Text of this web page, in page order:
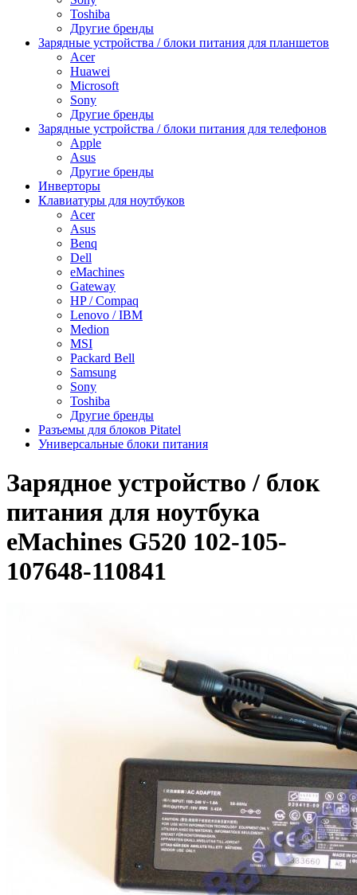
Toshiba
Другие бренды
Зарядные устройства / блоки питания для планшетов
Acer
Huawei
Microsoft
Sony
Другие бренды
Зарядные устройства / блоки питания для телефонов
Apple
Asus
Другие бренды
Инверторы
Клавиатуры для ноутбуков
Acer
Asus
Benq
Dell
eMachines
Gateway
HP / Compaq
Lenovo / IBM
Medion
MSI
Packard Bell
Samsung
Sony
Toshiba
Другие бренды
Разъемы для блоков Pitatel
Универсальные блоки питания
Зарядное уcтройство / блок
питания для ноутбука
eMachines G520 102-105-
107648-110841